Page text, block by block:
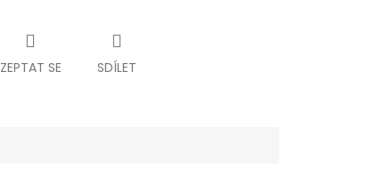
ZEPTAT SE SDÍLET